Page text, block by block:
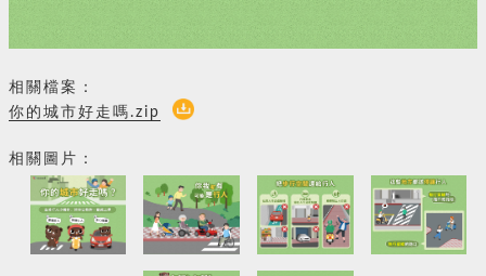
相關檔案：
你的城市好走嗎.zip
相關圖片：